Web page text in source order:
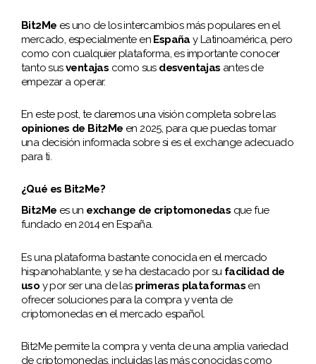
Bit2Me es uno de los intercambios más populares en el
mercado, especialmente en España y Latinoamérica, pero
como con cualquier plataforma, es importante conocer
tanto susventajas como sus desventajas antes de
empezar a operar.
En este post, te daremos una visión completa sobre las
opiniones de Bit2Me en 2025, para que puedas tomar
una decisión informada sobre si es el exchange adecuado
para ti.
¿Qué es Bit2Me?
Bit2Me es un exchange de criptomonedas que fue
fundado en 2014 en España.
Es una plataforma bastante conocida en el mercado
hispanohablante, y se ha destacado por su facilidad de
uso y por ser una de las primeras plataformas en
ofrecer soluciones para la compra y venta de
criptomonedas en el mercado español.
Bit2Me permite la compra y venta de una amplia variedad
de criptomonedas, incluidas las más conocidas como